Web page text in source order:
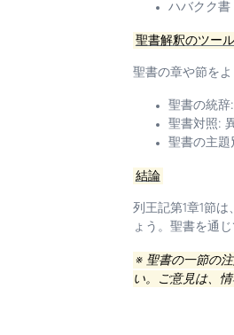
ハバクク書
聖書解釈のツー
聖書の章や節を
聖書の統辞:
聖書対照:
聖書の主題
結論
列王記第1章1節
ょう。聖書を通
※ 聖書の一節の
い。ご意見は、